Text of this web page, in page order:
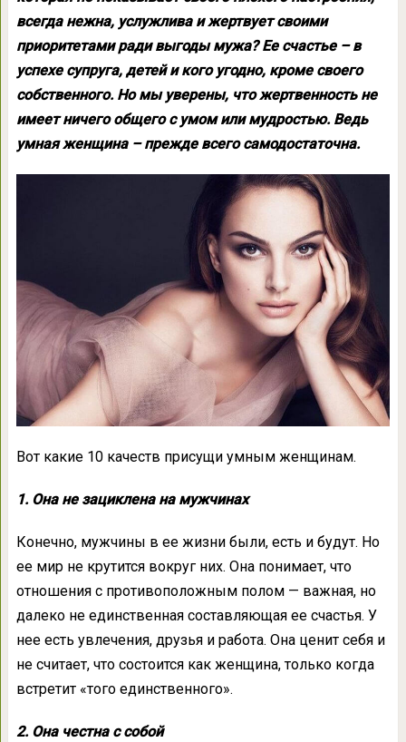
всегда нежна, услужлива и жертвует своими
приоритетами ради выгоды мужа? Ее счастье – в
успехе супруга, детей и кого угодно, кроме своего
собственного. Но мы уверены, что жертвенность не
имеет ничего общего с умом или мудростью. Ведь
умная женщина – прежде всего самодостаточна.
Вот какие 10 качеств присущи умным женщинам.
1. Она не зациклена на мужчинах
Конечно, мужчины в ее жизни были, есть и будут. Но
ее мир не крутится вокруг них. Она понимает, что
отношения с противоположным полом — важная, но
далеко не единственная составляющая ее счастья. У
нее есть увлечения, друзья и работа. Она ценит себя и
не считает, что состоится как женщина, только когда
встретит «того единственного».
2. Она честна с собой